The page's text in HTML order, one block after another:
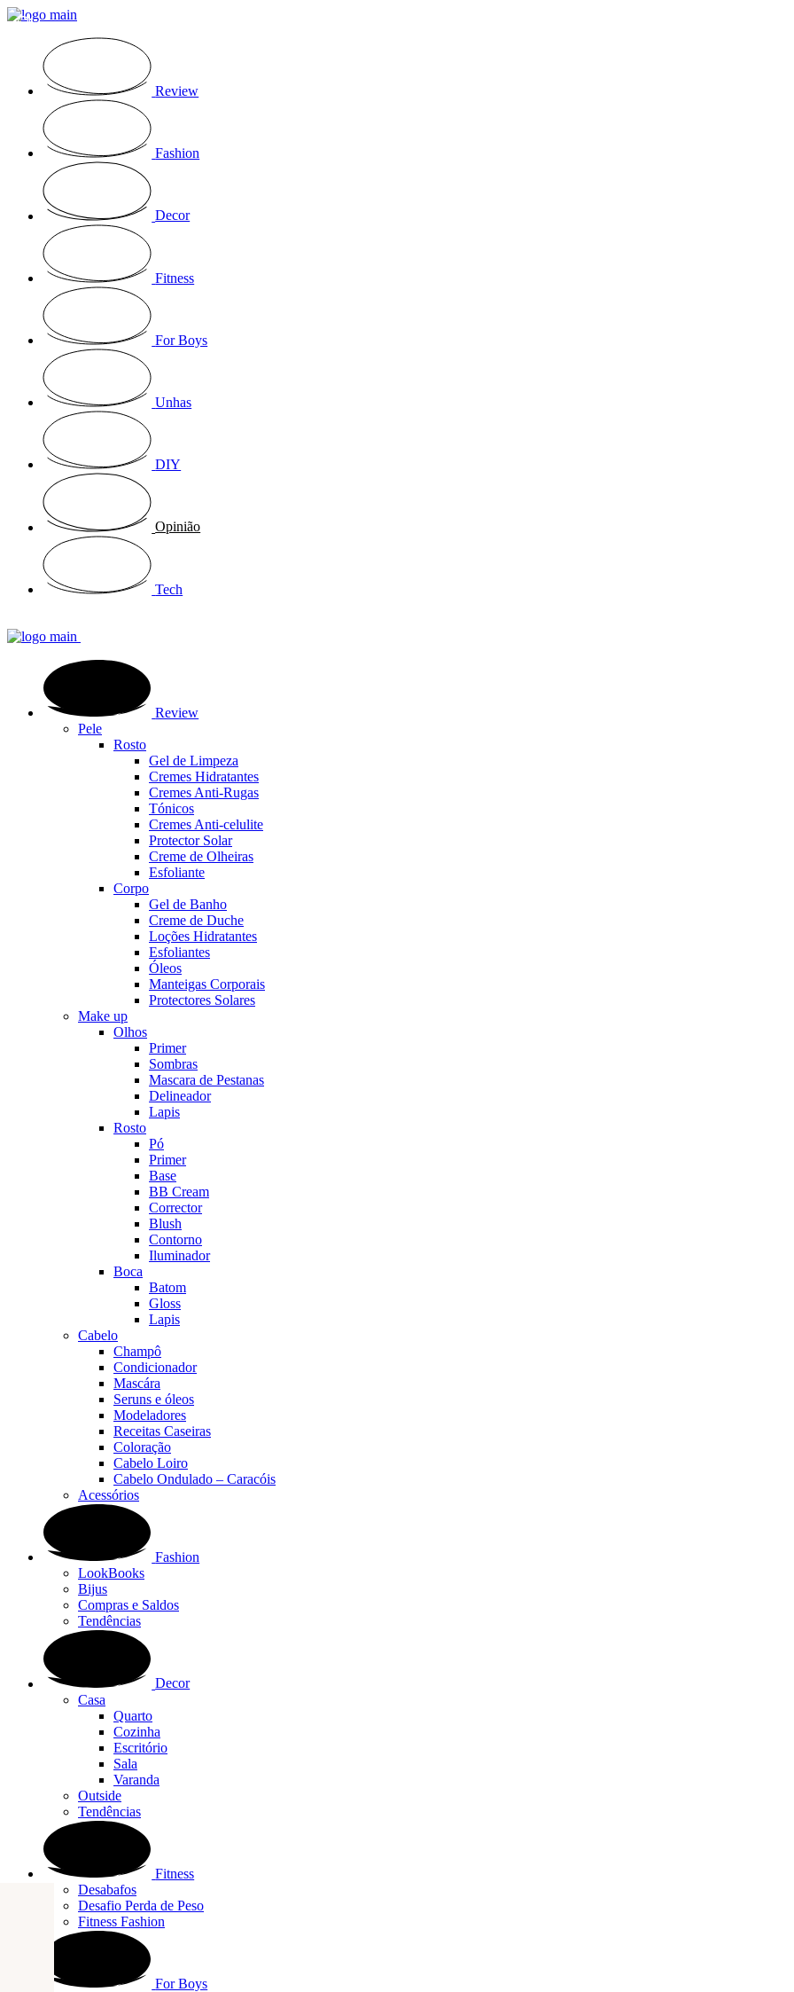
Review
Fashion
Decor
Fitness
For Boys
Unhas
DIY
Opinião
Tech
Review
Pele
Rosto
Gel de Limpeza
Cremes Hidratantes
Cremes Anti-Rugas
Tónicos
Cremes Anti-celulite
Protector Solar
Creme de Olheiras
Esfoliante
Corpo
Gel de Banho
Creme de Duche
Loções Hidratantes
Esfoliantes
Óleos
Manteigas Corporais
Protectores Solares
Make up
Olhos
Primer
Sombras
Mascara de Pestanas
Delineador
Lapis
Rosto
Pó
Primer
Base
BB Cream
Corrector
Blush
Contorno
Iluminador
Boca
Batom
Gloss
Lapis
Cabelo
Champô
Condicionador
Mascára
Seruns e óleos
Modeladores
Receitas Caseiras
Coloração
Cabelo Loiro
Cabelo Ondulado – Caracóis
Acessórios
Fashion
LookBooks
Bijus
Compras e Saldos
Tendências
Decor
Casa
Quarto
Cozinha
Escritório
Sala
Varanda
Outside
Tendências
Fitness
Desabafos
Desafio Perda de Peso
Fitness Fashion
For Boys